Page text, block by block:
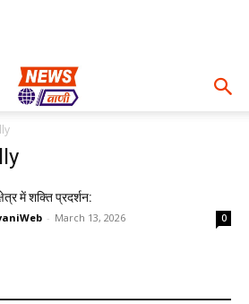
में शक्ति प्रदर्शन:
- March 13, 2026 0